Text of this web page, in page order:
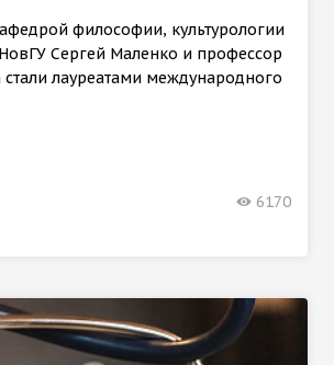
философии, культурологии
Сергей Маленко и профессор
лауреатами международного
6170